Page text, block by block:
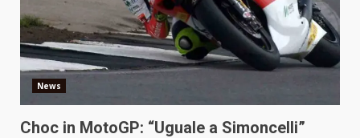
News
Choc in MotoGP: “Uguale a Simoncelli”